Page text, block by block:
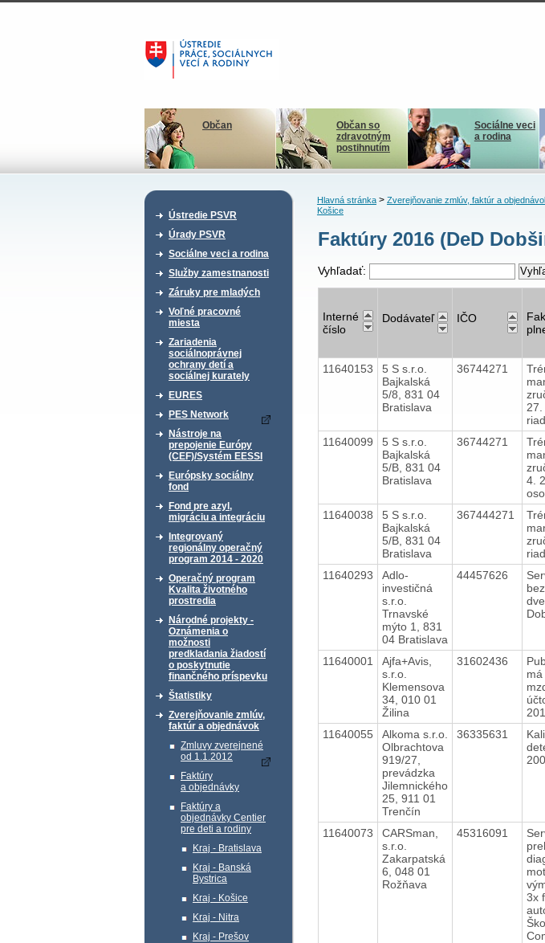
Občan
Občan so
zdravotným
postihnutím
Sociálne veci
a rodina
Ústredie PSVR
Úrady PSVR
Sociálne veci a rodina
Služby zamestnanosti
Záruky pre mladých
Voľné pracovné
miesta
Zariadenia
sociálnoprávnej
ochrany detí a
sociálnej kurately
EURES
PES Network
Nástroje na
prepojenie Európy
(CEF)/Systém EESSI
Európsky sociálny
fond
Fond pre azyl,
migráciu a integráciu
Integrovaný
regionálny operačný
program 2014 - 2020
Operačný program
Kvalita životného
prostredia
Národné projekty -
Oznámenia o
možnosti
predkladania žiadostí
o poskytnutie
finančného príspevku
Štatistiky
Zverejňovanie zmlúv,
faktúr a objednávok
Zmluvy zverejnené
od 1.1.2012
Faktúry
a objednávky
Faktúry a
objednávky Centier
pre deti a rodiny
Kraj - Bratislava
Kraj - Banská
Bystrica
Kraj - Košice
Kraj - Nitra
Kraj - Prešov
Hlavná stránka> Zverejňovanie zmlúv, faktúr a
Košice
Faktúry 2016 (DeD
Vyhľadať:
Interné
číslo
Dodávateľ IČO
11640153
5 S s.r.o.
Bajkalská
5/8, 831 04
Bratislava
36744271
11640099
5 S s.r.o.
Bajkalská
5/B, 831 04
Bratislava
36744271
4.
11640038
5 S s.r.o.
Bajkalská
5/B, 831 04
Bratislava
367444271
11640293
Adlo-
investičná
s.r.o.
Trnavské
mýto 1, 831
04 Bratislava
44457626
11640001
Ajfa+Avis,
s.r.o.
Klemensova
34, 010 01
Žilina
31602436
11640055
Alkoma s.r.o.
Olbrachtova
919/27,
prevádzka
Jilemnického
25, 911 01
Trenčín
36335631
11640073
CARSman,
s.r.o.
Zakarpatská
6, 048 01
Rožňava
45316091
3x